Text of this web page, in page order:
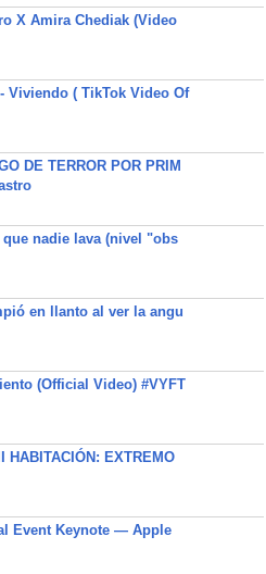
X Amira Chediak (Video
Viviendo ( TikTok Video Of
DE TERROR POR PRIM
nadie lava (nivel "obs
en llanto al ver la angu
(Official Video) #VYFT
HABITACIÓN: EXTREMO
Event Keynote — Apple